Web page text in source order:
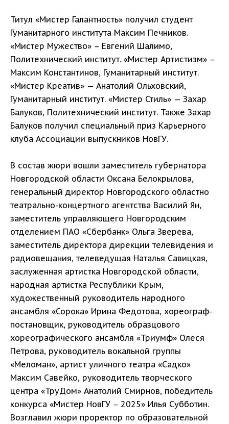
Титул «Мистер Галантность» получил студент
Гуманитарного института Максим Печников.
«Мистер Мужество» – Евгений Шалимо,
Политехнический институт. «Мистер Артистизм» –
Максим Константинов, Гуманитарный институт.
«Мистер Креатив» — Анатолий Ольховский,
Гуманитарный институт. «Мистер Стиль» — Захар
Балуков, Политехнический институт. Также Захар
Балуков получил специальный приз Карьерного
клуба Ассоциации выпускников НовГУ.
В состав жюри вошли заместитель губернатора
Новгородской области Оксана Белокрылова,
генеральный директор Новгородского областно
театрально-концертного агентства Василий Ян,
заместитель управляющего Новгородским
отделением ПАО «Сбербанк» Ольга Зверева,
заместитель директора дирекции телевидения и
радиовещания, телеведущая Наталья Савицкая,
заслуженная артистка Новгородской области,
народная артистка Республики Крым,
художественный руководитель народного
ансамбля «Сорока» Ирина Федотова, хореограф-
постановщик, руководитель образцового
хореографического ансамбля «Триумф» Олеся
Петрова, руководитель вокальной группы
«Меломан», артист уличного театра «Садко»
Максим Савейко, руководитель творческого
центра «ТруДом» Анатолий Смирнов, победитель
конкурса «Мистер НовГУ – 2025» Илья Субботин.
Возглавил жюри проректор по образовательной